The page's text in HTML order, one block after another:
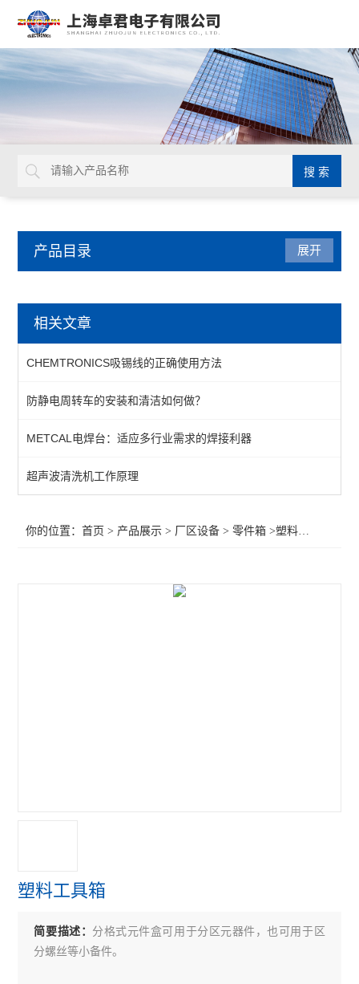
产品目录
工作台
生产辅助设备
零件箱
工具车/柜
超声波清洗机
查看全部 >>
展开
相关文章
CHEMTRONICS吸锡线的正确使用方法
防静电周转车的安装和清洁如何做？
METCAL电焊台：适应多行业需求的焊接利器
超声波清洗机工作原理
你的位置：首页 > 产品展示 > 厂区设备 >零件箱 >塑料工具箱
塑料工具箱
简要描述： 分格式元件盒可用于分区元器件，也可用于区
分螺丝等小备件。